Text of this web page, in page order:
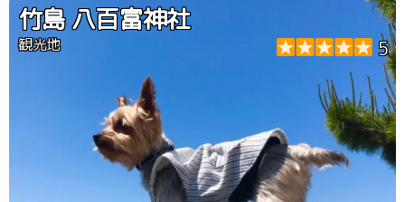
竹島 八百富神社
観光地 5